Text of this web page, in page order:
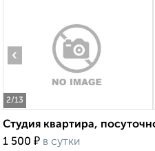
2/13
‹
Студия квартира,
1 500 ₽ в сутки